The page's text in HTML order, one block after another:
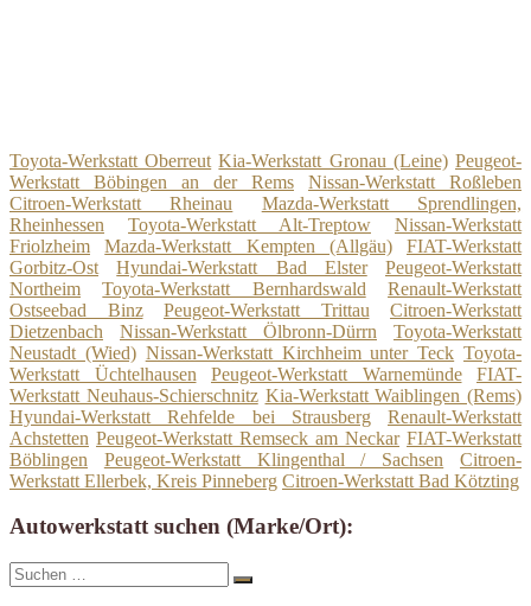
Toyota-Werkstatt Oberreut Kia-Werkstatt Gronau (Leine) Peugeot-
Werkstatt Böbingen an der Rems
Nissan-Werkstatt Roßleben
Citroen-Werkstatt Rheinau
Mazda-Werkstatt Sprendlingen,
Rheinhessen
Toyota-Werkstatt Alt-Treptow
Nissan-Werkstatt
Friolzheim
Mazda-Werkstatt Kempten (Allgäu)
FIAT-Werkstatt
Gorbitz-Ost
Hyundai-Werkstatt Bad Elster
Peugeot-Werkstatt
Northeim
Toyota-Werkstatt Bernhardswald
Renault-Werkstatt
Ostseebad Binz
Peugeot-Werkstatt Trittau
Citroen-Werkstatt
Dietzenbach
Nissan-Werkstatt Ölbronn-Dürrn
Toyota-Werkstatt
Neustadt (Wied) Nissan-Werkstatt Kirchheim unter Teck Toyota-
Werkstatt Üchtelhausen
Peugeot-Werkstatt Warnemünde
FIAT-
Werkstatt Neuhaus-Schierschnitz Kia-Werkstatt Waiblingen (Rems)
Hyundai-Werkstatt Rehfelde bei Strausberg
Renault-Werkstatt
Achstetten Peugeot-Werkstatt Remseck am Neckar FIAT-Werkstatt
Böblingen
Peugeot-Werkstatt Klingenthal / Sachsen
Citroen-
Werkstatt Ellerbek, Kreis Pinneberg Citroen-Werkstatt Bad Kötzting
Autowerkstatt suchen (Marke/Ort):
Suche
nach:
Suchen